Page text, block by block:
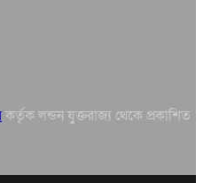
কর্তৃক লন্ডন যুক্তরাজ্য থেকে প্রকাশিত